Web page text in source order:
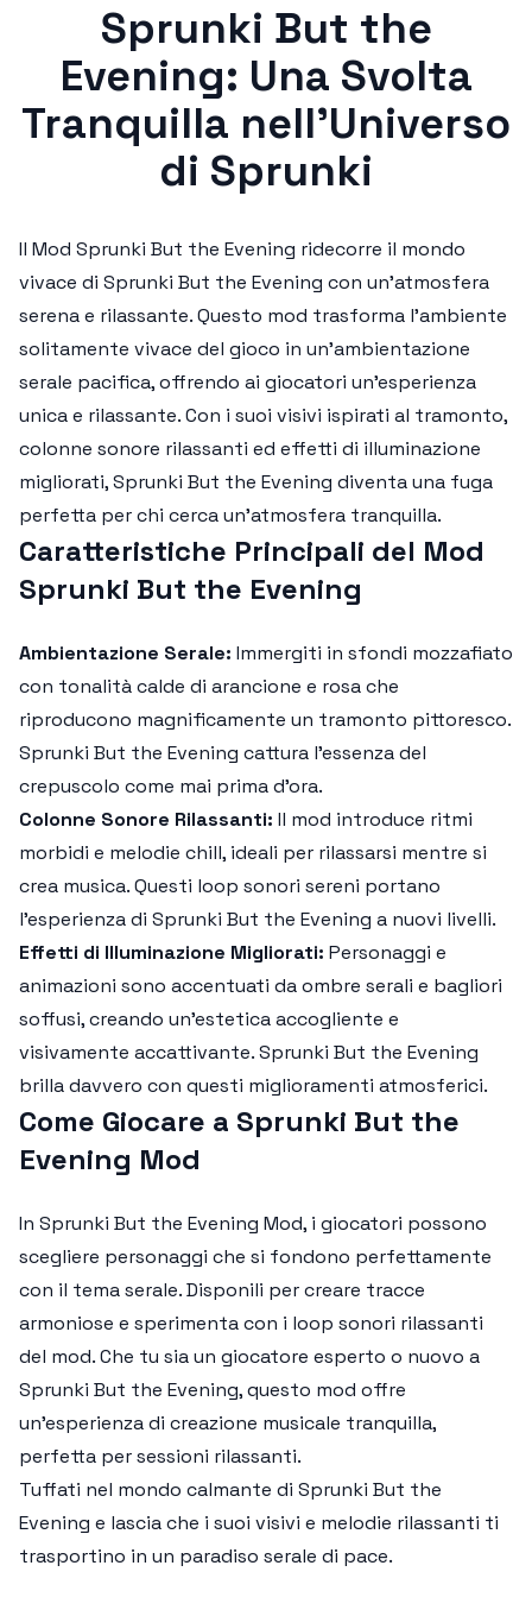
Sprunki But the
Evening: Una Svolta
Tranquilla nell'Universo
di Sprunki
Il Mod Sprunki But the Evening ridecorre il mondo
vivace di Sprunki But the Evening con un'atmosfera
serena e rilassante. Questo mod trasforma l'ambiente
solitamente vivace del gioco in un'ambientazione
serale pacifica, offrendo ai giocatori un'esperienza
unica e rilassante. Con i suoi visivi ispirati al tramonto,
colonne sonore rilassanti ed effetti di illuminazione
migliorati,Sprunki But the Evening diventa una fuga
perfetta per chi cerca un'atmosfera tranquilla.
Caratteristiche Principali del Mod
Sprunki But the Evening
Ambientazione Serale: Immergiti in sfondi mozzafiato
con tonalità calde di arancione e rosa che
riproducono magnificamente un tramonto pittoresco.
Sprunki But the Evening cattura l'essenza del
crepuscolo come mai prima d'ora.
Colonne Sonore Rilassanti: Il mod introduce ritmi
morbidi e melodie chill, ideali per rilassarsi mentre si
crea musica. Questi loop sonori sereni portano
l'esperienza di Sprunki But the Evening a nuovi livelli.
Effetti di Illuminazione Migliorati: Personaggi e
animazioni sono accentuati da ombre serali e bagliori
soffusi, creando un'estetica accogliente e
visivamente accattivante.Sprunki But the Evening
brilla davvero con questi miglioramenti atmosferici.
Come Giocare a Sprunki But the
Evening Mod
In Sprunki But the Evening Mod, i giocatori possono
scegliere personaggi che si fondono perfettamente
con il tema serale. Disponili per creare tracce
armoniose e sperimenta con i loop sonori rilassanti
del mod. Che tu sia un giocatore esperto o nuovo a
Sprunki But the Evening, questo mod offre
un'esperienza di creazione musicale tranquilla,
perfetta per sessioni rilassanti.
Tuffati nel mondo calmante di Sprunki But the
Evening e lascia che i suoi visivi e melodie rilassanti ti
trasportino in un paradiso serale di pace.